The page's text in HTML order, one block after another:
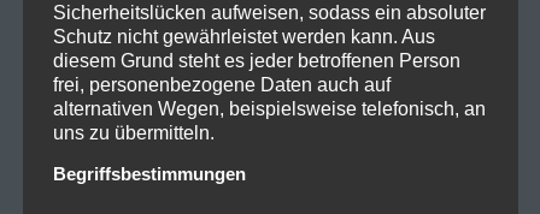
Sicherheitslücken aufweisen, sodass ein absoluter
Schutz nicht gewährleistet werden kann. Aus
diesem Grund steht es jeder betroffenen Person
frei, personenbezogene Daten auch auf
alternativen Wegen, beispielsweise telefonisch, an
uns zu übermitteln.
Begriffsbestimmungen